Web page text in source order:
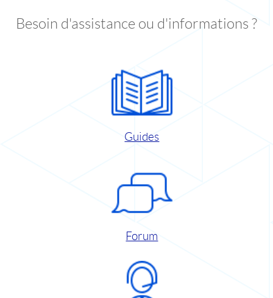
Besoin d'assistance ou d'informations ?
Guides
Forum